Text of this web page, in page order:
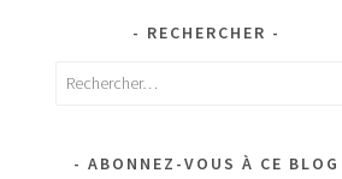
RECHERCHER
Rechercher :
ABONNEZ-VOUS À CE BLOG